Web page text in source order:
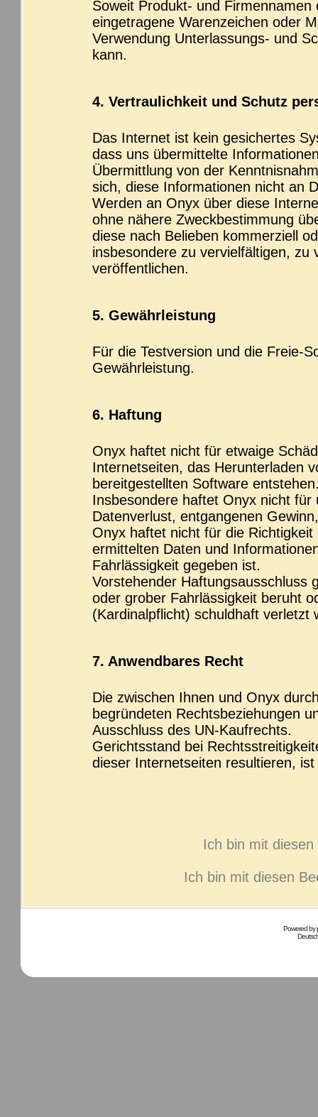
Soweit Produkt- und
eingetragene Warenzeichen oder
Verwendung Unterlassungs- und
kann.
4. Vertraulichkeit und Schutz
Das Internet ist kein gesichertes
dass uns übermittelte
Übermittlung von der
sich, diese Informationen nicht an
Werden an Onyx über diese
ohne nähere Zweckbestimmung
diese nach Belieben kommerziell
insbesondere zu vervielfältigen,
veröffentlichen.
5. Gewährleistung
Für die Testversion und die Freie-
Gewährleistung.
6. Haftung
Onyx haftet nicht für etwaige
Internetseiten, das Herunterladen
bereitgestellten Software
Insbesondere haftet Onyx nicht
Datenverlust, entgangenen
Onyx haftet nicht für die
ermittelten Daten und
Fahrlässigkeit gegeben ist.
Vorstehender Haftungsausschluss
oder grober Fahrlässigkeit beruht
(Kardinalpflicht) schuldhaft verletzt
7. Anwendbares Recht
Die zwischen Ihnen und Onyx
begründeten Rechtsbeziehungen
Ausschluss des UN-Kaufrechts.
Gerichtsstand bei
dieser Internetseiten resultieren,
Ich bin mit
Ich bin mit diesen
Powered by